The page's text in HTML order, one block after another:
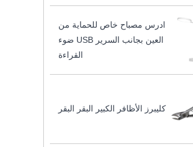
ادرس مصباح خاص للحماية من
العين بجانب السرير USB ضوء
القراءة
كليبرز الأظافر الكبير البقر البقر